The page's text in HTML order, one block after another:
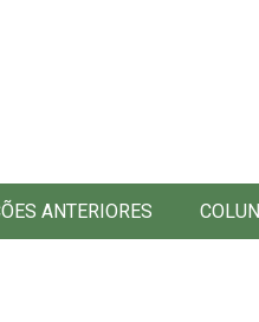
ANTERIORES